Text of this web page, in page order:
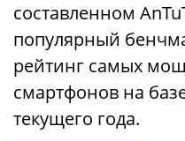
составленном
популярный
рейтинг самых
смартфонов на
текущего года.